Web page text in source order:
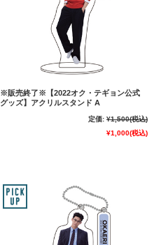
※販売終了※【2022オク・テギョン公式
グッズ】アクリルスタンド A
定価: ¥1,500(税込)
¥1,000(税込)